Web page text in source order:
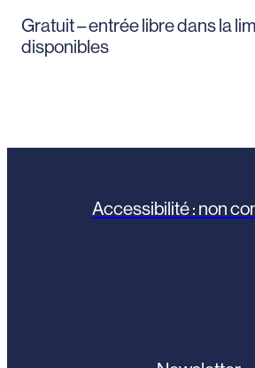
Gratuit – entrée libre dans la
disponibles
Accessibilité : non